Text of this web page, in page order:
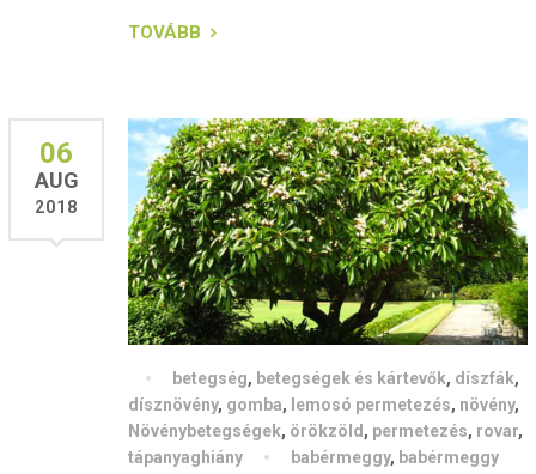
TOVÁBB
06
AUG
2018
betegség, betegségek és kártevők, díszfák,
dísznövény, gomba, lemosó permetezés, növény,
Növénybetegségek, örökzöld , permetezés, rovar,
tápanyaghiány
babérmeggy, babérmeggy